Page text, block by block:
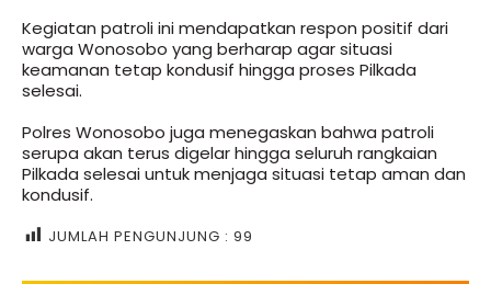
Kegiatan patroli ini mendapatkan respon positif dari
warga Wonosobo yang berharap agar situasi
keamanan tetap kondusif hingga proses Pilkada
selesai.
Polres Wonosobo juga menegaskan bahwa patroli
serupa akan terus digelar hingga seluruh rangkaian
Pilkada selesai untuk menjaga situasi tetap aman dan
kondusif.
JUMLAH PENGUNJUNG : 99